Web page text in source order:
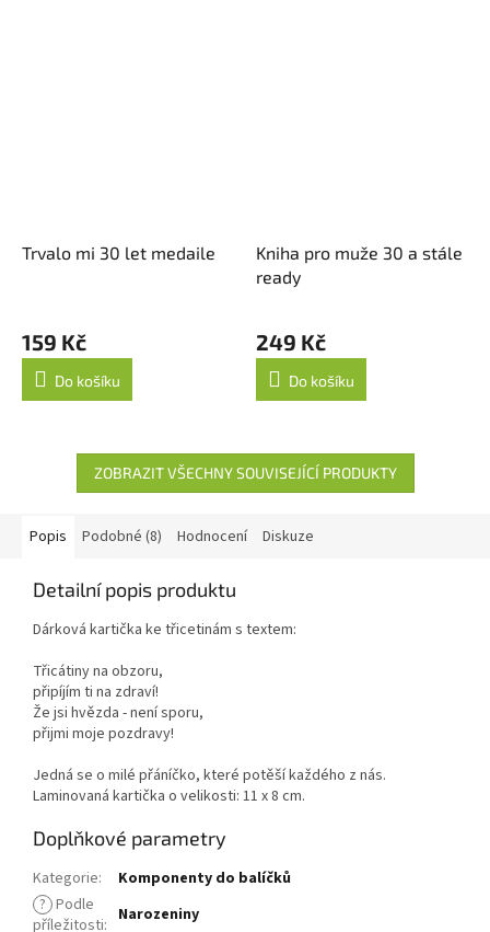
Trvalo mi 30 let medaile
159 Kč
Do košíku
Kniha pro muže 30 a stále
ready
249 Kč
Do košíku
ZOBRAZIT VŠECHNY SOUVISEJÍCÍ PRODUKTY
Popis Podobné (8) Hodnocení Diskuze
Detailní popis produktu
Dárková kartička ke třicetinám s textem:
Třicátiny na obzoru,
připíjím ti na zdraví!
Že jsi hvězda - není sporu,
přijmi moje pozdravy!
Jedná se o milé přáníčko, které potěší každého z nás.
Laminovaná kartička o velikosti: 11 x 8 cm.
Doplňkové parametry
Kategorie:
Komponenty do balíčků
? Podle
příležitosti: Narozeniny